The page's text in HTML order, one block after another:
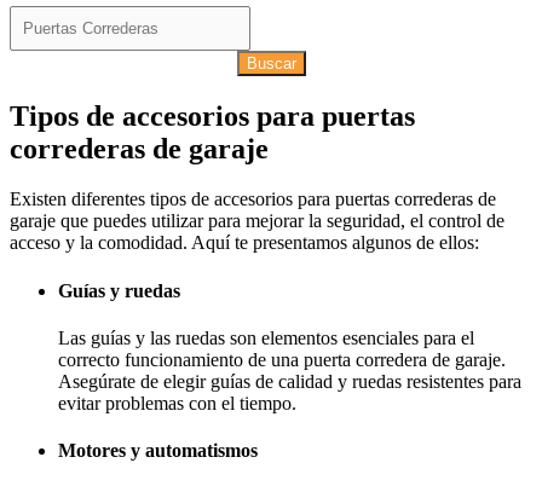
Buscar
Tipos de accesorios para puertas
correderas de garaje
Existen diferentes tipos de accesorios para puertas correderas de
garaje que puedes utilizar para mejorar la seguridad, el control de
acceso y la comodidad. Aquí te presentamos algunos de ellos:
Guías y ruedas
Las guías y las ruedas son elementos esenciales para el
correcto funcionamiento de una puerta corredera de garaje.
Asegúrate de elegir guías de calidad y ruedas resistentes para
evitar problemas con el tiempo.
Motores y automatismos